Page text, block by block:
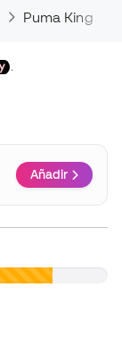
Puma King
Añadir